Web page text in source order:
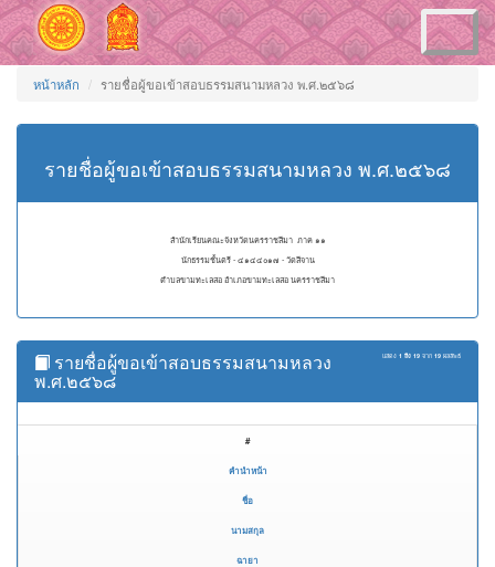
Toggle
navigation
หน้าหลัก รายชื่อผู้ขอเข้าสอบธรรมสนามหลวง พ.ศ.๒๕๖๘
รายชื่อผู้ขอเข้าสอบธรรมสนามหลวง พ.ศ.๒๕๖๘
สำนักเรียนคณะจังหวัดนครราชสีมา ภาค ๑๑
นักธรรมชั้นตรี - ๔๑๔๔๐๑๗ - วัดสีจาน
ตำบลขามทะเลสอ อำเภอขามทะเลสอ นครราชสีมา
แสดง 1 ถึง 19 จาก 19 ผลลัพธ์
รายชื่อผู้ขอเข้าสอบธรรมสนามหลวง
พ.ศ.๒๕๖๘
#
คำนำหน้า
ชื่อ
นามสกุล
ฉายา